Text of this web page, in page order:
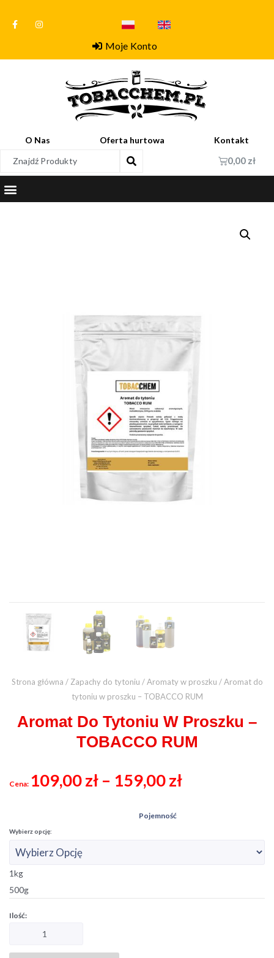
Moje Konto
O Nas Oferta hurtowa Kontakt
0,00 zł
Strona główna / Zapachy do tytoniu /Aromaty w proszku / Aromat do
tytoniu w proszku – TOBACCO RUM
Aromat Do Tytoniu W Proszku –
TOBACCO RUM
109,00zł – 159,00zł
Pojemność
1kg
500g